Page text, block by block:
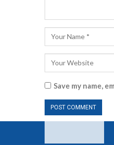
Save my name,